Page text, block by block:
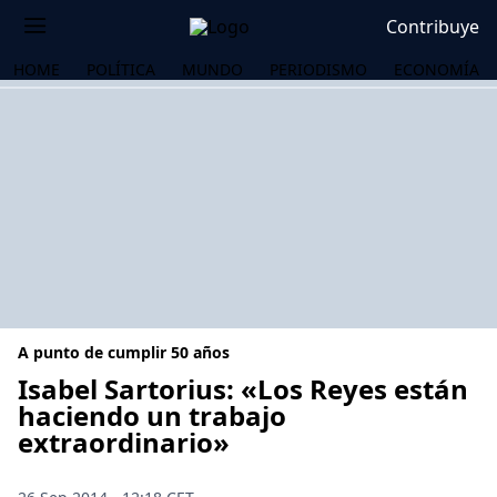
Contribuye
HOME POLÍTICA MUNDO PERIODISMO ECONOMÍA
A punto de cumplir 50 años
Isabel Sartorius: «Los Reyes están
haciendo un trabajo
extraordinario»